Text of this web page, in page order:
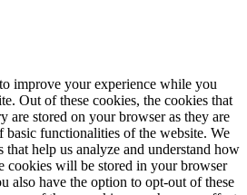
improve your experience while you
Out of these cookies, the cookies that
are stored on your browser as they are
functionalities of the website. We
that help us analyze and understand how
cookies will be stored in your browser
also have the option to opt-out of these